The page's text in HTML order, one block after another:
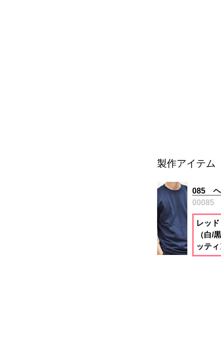
製作アイテム
085 ヘ
00085
レッ
（白/
ッテ